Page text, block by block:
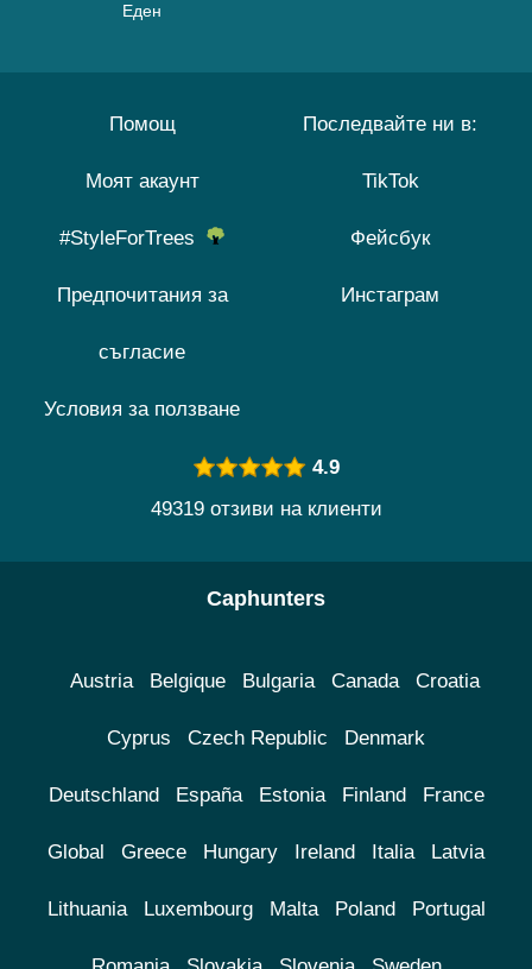
Еден
Помощ
Моят акаунт
#StyleForTrees
Предпочитания за
съгласие
Условия за ползване
Последвайте ни в:
TikTok
Фейсбук
Инстаграм
4.9
49319 отзиви на клиенти
Caphunters
Austria Belgique Bulgaria Canada Croatia
Cyprus Czech Republic Denmark
Deutschland España Estonia Finland France
Global Greece Hungary Ireland Italia Latvia
Lithuania Luxembourg Malta Poland Portugal